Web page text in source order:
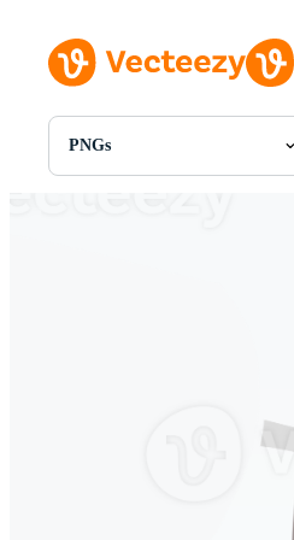
PNGs
Alle Afbeeldingen
Redactionele Evenementen